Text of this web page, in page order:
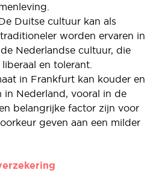
Duitse cultuur kan als
worden ervaren in
Nederlandse cultuur, die
en tolerant.
in Frankfurt kan kouder en
in Nederland, vooral in de
belangrijke factor zijn voor
geven aan een milder